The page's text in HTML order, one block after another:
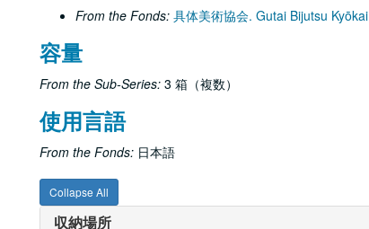
From the Fonds: 具体美術協会. Gutai Bijutsu Kyōkai
容量
From the Sub-Series: 3 箱（複数）
使用言語
From the Fonds: 日本語
Collapse All
収納場所